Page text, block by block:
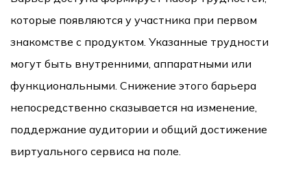
которые появляются у участника при первом
знакомстве с продуктом. Указанные трудности
могут быть внутренними, аппаратными или
функциональными. Снижение этого барьера
непосредственно сказывается на изменение,
поддержание аудитории и общий достижение
виртуального сервиса на поле.